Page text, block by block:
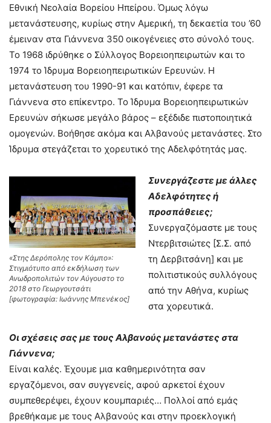
Εθνική Νεολαία Βορείου Ηπείρου. Όμως λόγω
μετανάστευσης, κυρίως στην Αμερική, τη δεκαετία του ’60
έμειναν στα Γιάννενα 350 οικογένειες στο σύνολό τους.
Το 1968 ιδρύθηκε ο Σύλλογος Βορειοηπειρωτών και το
1974 το Ίδρυμα Βορειοηπειρωτικών Ερευνών. Η
μετανάστευση του 1990-91 και κατόπιν, έφερε τα
Γιάννενα στο επίκεντρο. Το Ίδρυμα Βορειοηπειρωτικών
Ερευνών σήκωσε μεγάλο βάρος – εξέδιδε πιστοποιητικά
ομογενών. Βοήθησε ακόμα και Αλβανούς μετανάστες. Στο
Ίδρυμα στεγάζεται το χορευτικό της Αδελφότητάς μας.
«Στης Δερόπολης τον Κάμπο»:
Στιγμιότυπο από εκδήλωση των
Ανωδροπολιτών τον Αύγουστο το
2018 στο Γεωργουτσάτι
[φωτογραφία: Ιωάννης Μπενέκος]
Συνεργάζεστε με άλλες
Αδελφότητες ή
προσπάθειες;
Συνεργαζόμαστε με τους
Ντερβιτσιώτες [Σ.Σ. από
τη Δερβιτσάνη] και με
πολιτιστικούς συλλόγους
από την Αθήνα, κυρίως
στα χορευτικά.
Οι σχέσεις σας με τους Αλβανούς μετανάστες στα
Γιάννενα;
Είναι καλές. Έχουμε μια καθημερινότητα σαν
εργαζόμενοι, σαν συγγενείς, αφού αρκετοί έχουν
συμπεθερέψει, έχουν κουμπαριές… Πολλοί από εμάς
βρεθήκαμε με τους Αλβανούς και στην προεκλογική